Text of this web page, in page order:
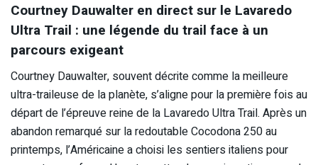
Courtney Dauwalter en direct sur le Lavaredo
Ultra Trail : une légende du trail face à un
parcours exigeant
Courtney Dauwalter, souvent décrite comme la meilleure
ultra-traileuse de la planète, s’aligne pour la première fois au
départ de l’épreuve reine de la Lavaredo Ultra Trail. Après un
abandon remarqué sur la redoutable Cocodona 250 au
printemps, l’Américaine a choisi les sentiers italiens pour